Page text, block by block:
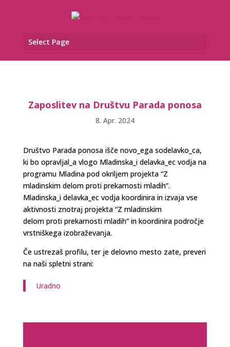
Select Page
Zaposlitev na Društvu Parada ponosa
8. Apr. 2024
Društvo Parada ponosa išče novo_ega sodelavko_ca,
ki bo opravljal_a vlogo Mladinska_i delavka_ec vodja na
programu Mladina pod okriljem projekta “Z
mladinskim delom proti prekarnosti mladih”.
Mladinska_i delavka_ec vodja koordinira in izvaja vse
aktivnosti znotraj projekta “Z mladinskim
delom proti prekarnosti mladih” in koordinira področje
vrstniškega izobraževanja.
Če ustrezaš profilu, ter je delovno mesto zate, preveri
na naši spletni strani:
Uradno